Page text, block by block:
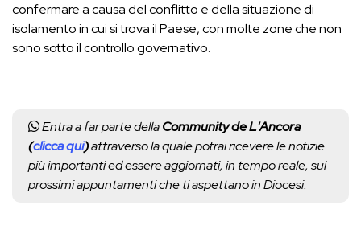
confermare a causa del conflitto e della situazione di
isolamento in cui si trova il Paese, con molte zone che non
sono sotto il controllo governativo.
Entra a far parte dellaCommunity de L'Ancora
(clicca qui)attraverso la quale potrai ricevere le notizie
più importanti ed essere aggiornati, in tempo reale, sui
prossimi appuntamenti che ti aspettano in Diocesi.